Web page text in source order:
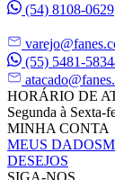
(54) 8108-0629
(55) 5481-
HORÁRIO DE
Segunda à Sexta-
MINHA CONTA
MEUS DADOS
DESEJOS
SIGA-NOS